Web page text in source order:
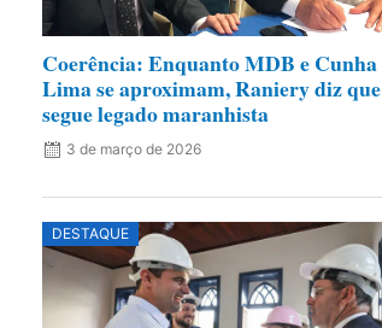
Coerência: Enquanto MDB e Cunha
Lima se aproximam, Raniery diz que
segue legado maranhista
3 de março de 2026
DESTAQUE